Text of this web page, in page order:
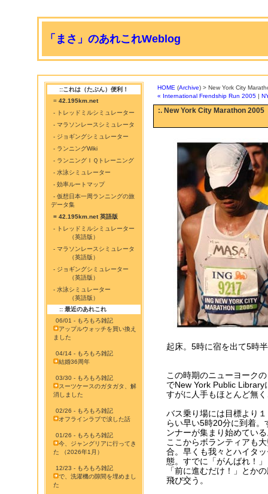
「まさ」のあれこれWeblog
::これは（たぶん）便利！
= 42.195km.net
- トレッドミルシミュレーター
- マラソンレースシミュレータ
- ジョギングシミュレーター
- ランニングWiki
- ランニングＩＱトレーニング
- 水泳シミュレーター
- 効率ルートマップ
- 仮想日本一周ランニングの旅
データ集
= 42.195km.net 英語版
- トレッドミルシミュレーター
（英語版）
- マラソンレースシミュレータ
（英語版）
- ジョギングシミュレーター
（英語版）
- 水泳シミュレーター
（英語版）
:: 最近のあれこれ
06/01 - もろもろ雑記
アップルウォッチを買い換え
ました
04/14 - もろもろ雑記
結婚36周年
03/30 - もろもろ雑記
スーツケースのガタガタ、解
消しました
02/26 - もろもろ雑記
オフラインラブで涙した話
01/26 - もろもろ雑記
今、ジャングリアに行ってき
た （2026年1月）
12/23 - もろもろ雑記
で、洗濯機の隙間を埋めまし
た
HOME (Archive) > New York City
« International Frendship Run 2005 |
:. New York City Marathon 2005
起床。5時に宿を出て5時
この時期のニューヨーク
でNew York Public
すがに人手もほとんど無
バス乗り場には目標より
らい早い5時20分に到着。
ンナーが集まり始めてい
ここからボランティアも
合。早くも我々とハイタ
態。すでに「がんばれ！
「前に進むだけ！」とか
飛び交う。